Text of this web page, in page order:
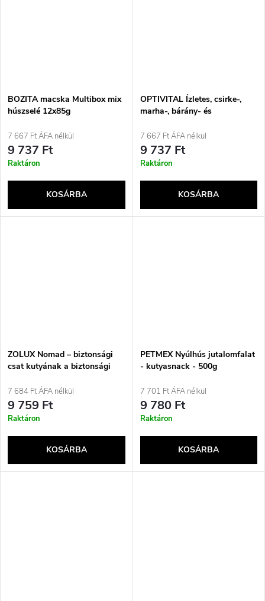
BOZITA macska Multibox mix
húszselé 12x85g
7 667 Ft ÁFA nélkül
9 737 Ft
Raktáron
KOSÁRBA
OPTIVITAL Ízletes, csirke-,
marha-, bárány- és
mártásban eltett nedves
macskaeledel - 40x85g
7 667 Ft ÁFA nélkül
9 737 Ft
Raktáron
KOSÁRBA
ZOLUX Nomad – biztonsági
csat kutyának a biztonsági
7 684 Ft ÁFA nélkül
9 759 Ft
Raktáron
KOSÁRBA
PETMEX Nyúlhús jutalomfalat
- kutyasnack - 500g
7 701 Ft ÁFA nélkül
9 780 Ft
Raktáron
KOSÁRBA